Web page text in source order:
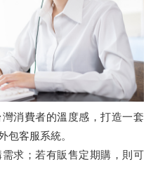
消費者的溫度感，打造一套
客服系統。
求；若有販售定期購，則可